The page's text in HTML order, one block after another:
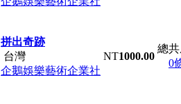
拼出奇跡
台灣
企鵝娛樂藝術企業社
NT1000.00
總
0